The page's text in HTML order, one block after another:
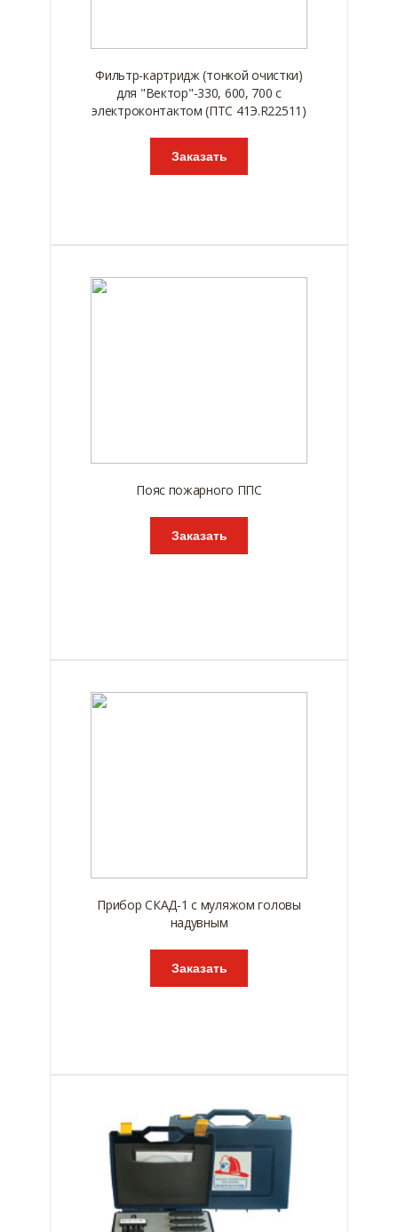
Фильтр-картридж (тонкой очистки)
для "Вектор"-330, 600, 700 с
электроконтактом (ПТС 41Э.R22511)
Заказать
Пояс пожарного ППС
Заказать
Прибор СКАД-1 с муляжом головы
надувным
Заказать